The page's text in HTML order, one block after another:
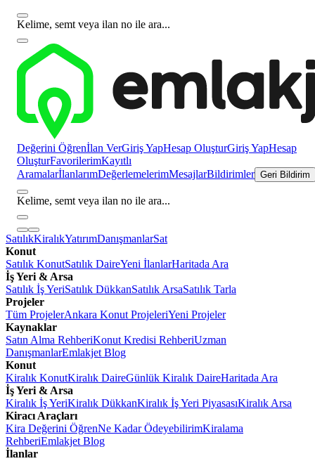
Kelime, semt veya ilan no ile ara...
Değerini Öğrenİlan VerGiriş YapHesap OluşturGiriş YapHesap
OluşturFavorilerimKayıtlı
AramalarİlanlarımDeğerlemelerimMesajlarBildirimler Geri Bildirim
Kelime, semt veya ilan no ile ara...
SatılıkKiralıkYatırımDanışmanlarSat
Konut
Satılık KonutSatılık DaireYeni İlanlarHaritada Ara
İş Yeri & Arsa
Satılık İş YeriSatılık DükkanSatılık ArsaSatılık Tarla
Projeler
Tüm ProjelerAnkara Konut ProjeleriYeni Projeler
Kaynaklar
Satın Alma RehberiKonut Kredisi RehberiUzman
DanışmanlarEmlakjet Blog
Konut
Kiralık KonutKiralık DaireGünlük Kiralık DaireHaritada Ara
İş Yeri & Arsa
Kiralık İş YeriKiralık DükkanKiralık İş Yeri PiyasasıKiralık Arsa
Kiracı Araçları
Kira Değerini ÖğrenNe Kadar ÖdeyebilirimKiralama
RehberiEmlakjet Blog
İlanlar